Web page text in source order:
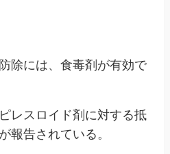
除には、食毒剤が有効で
レスロイド剤に対する抵
報告されている。